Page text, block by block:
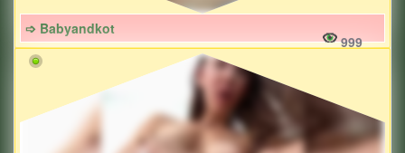
➩ Babyandkot
999